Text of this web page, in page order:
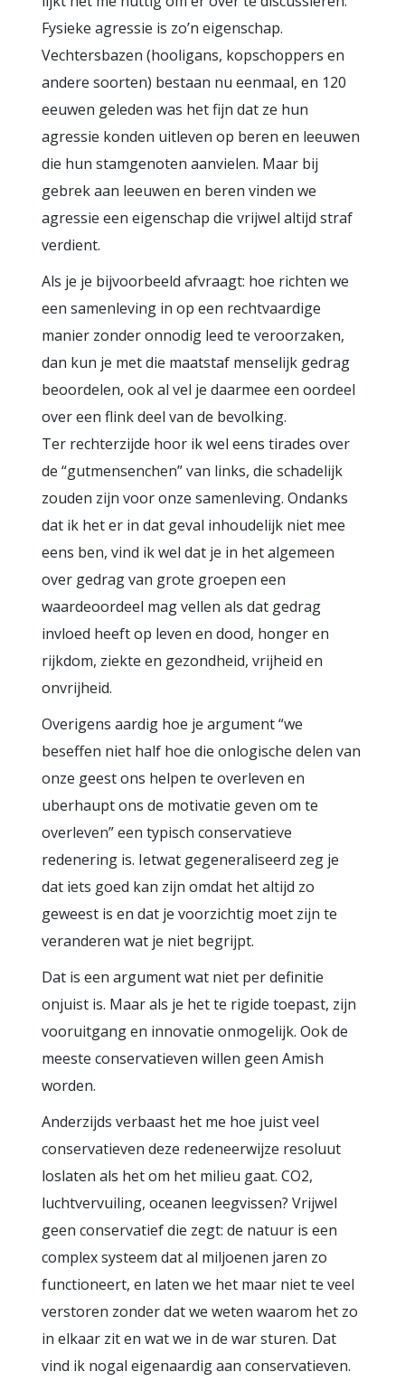
Fysieke agressie is zo’n eigenschap.
Vechtersbazen (hooligans, kopschoppers en
andere soorten) bestaan nu eenmaal, en 120
eeuwen geleden was het fijn dat ze hun
agressie konden uitleven op beren en leeuwen
die hun stamgenoten aanvielen. Maar bij
gebrek aan leeuwen en beren vinden we
agressie een eigenschap die vrijwel altijd straf
verdient.
Als je je bijvoorbeeld afvraagt: hoe richten we
een samenleving in op een rechtvaardige
manier zonder onnodig leed te veroorzaken,
dan kun je met die maatstaf menselijk gedrag
beoordelen, ook al vel je daarmee een oordeel
over een flink deel van de bevolking.
Ter rechterzijde hoor ik wel eens tirades over
de “gutmensenchen” van links, die schadelijk
zouden zijn voor onze samenleving. Ondanks
dat ik het er in dat geval inhoudelijk niet mee
eens ben, vind ik wel dat je in het algemeen
over gedrag van grote groepen een
waardeoordeel mag vellen als dat gedrag
invloed heeft op leven en dood, honger en
rijkdom, ziekte en gezondheid, vrijheid en
onvrijheid.
Overigens aardig hoe je argument “we
beseffen niet half hoe die onlogische delen van
onze geest ons helpen te overleven en
uberhaupt ons de motivatie geven om te
overleven” een typisch conservatieve
redenering is. Ietwat gegeneraliseerd zeg je
dat iets goed kan zijn omdat het altijd zo
geweest is en dat je voorzichtig moet zijn te
veranderen wat je niet begrijpt.
Dat is een argument wat niet per definitie
onjuist is. Maar als je het te rigide toepast, zijn
vooruitgang en innovatie onmogelijk. Ook de
meeste conservatieven willen geen Amish
worden.
Anderzijds verbaast het me hoe juist veel
conservatieven deze redeneerwijze resoluut
loslaten als het om het milieu gaat. CO2,
luchtvervuiling, oceanen leegvissen? Vrijwel
geen conservatief die zegt: de natuur is een
complex systeem dat al miljoenen jaren zo
functioneert, en laten we het maar niet te veel
verstoren zonder dat we weten waarom het zo
in elkaar zit en wat we in de war sturen. Dat
vind ik nogal eigenaardig aan conservatieven.